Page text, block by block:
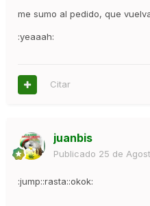
me sumo al pedido, que
:yeaaah:
Citar
juanbis
Publicado 25 de
:jump::rasta::okok: